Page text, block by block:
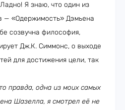
Ладно! Я знаю, что один из
— «Одержимость» Дэмьена
созвучна философия,
Дж.К. Симмонс, о выходе
для достижения цели, так
правда, одна из моих самых
Шазелла, я смотрел её не